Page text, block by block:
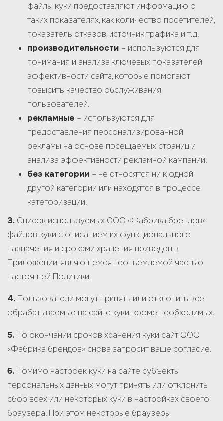
файлы куки предоставляют информацию о
таких показателях, как количество посетителей,
показатель отказов, источник трафика и т.д.
производительности – используются для
понимания и анализа ключевых показателей
эффективности сайта, которые помогают
повысить качество обслуживания
пользователей.
рекламные – используются для
предоставления персонализированной
рекламы на основе посещаемых страниц и
анализа эффективности рекламной кампании.
без категории – не относятся ни к одной
другой категории или находятся в процессе
категоризации.
3. Список используемых ООО «Фабрика брендов»
файлов куки с описанием их функционального
назначения и сроками хранения приведен в
Приложении, являющемся неотъемлемой частью
настоящей Политики.
4. Пользователи могут принять или отклонить все
обрабатываемые на сайте куки, кроме необходимых.
5. По окончании сроков хранения куки сайт ООО
«Фабрика брендов» снова запросит ваше согласие.
6. Помимо настроек куки на сайте субъекты
персональных данных могут принять или отклонить
сбор всех или некоторых куки в настройках своего
браузера. При этом некоторые браузеры